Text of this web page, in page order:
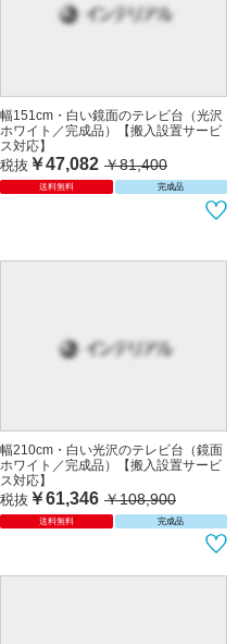
幅151cm・白い鏡面のテレビ台（光沢
ホワイト／完成品）【搬入設置サービ
ス対応】
税抜 ￥47,082 ￥81,400
送料無料 完成品
幅210cm・白い光沢のテレビ台（鏡面
ホワイト／完成品）【搬入設置サービ
ス対応】
税抜 ￥61,346 ￥108,900
送料無料 完成品